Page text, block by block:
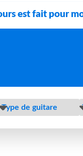
est fait pour